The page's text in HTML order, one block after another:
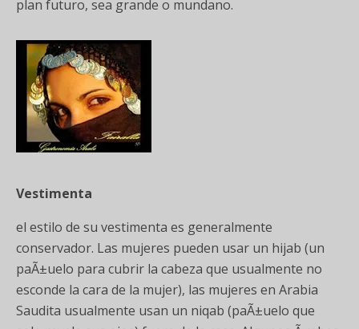
plan futuro, sea grande o mundano.
Vestimenta
el estilo de su vestimenta es generalmente
conservador. Las mujeres pueden usar un hijab (un
paÃ±uelo para cubrir la cabeza que usualmente no
esconde la cara de la mujer), las mujeres en Arabia
Saudita usualmente usan un niqab (paÃ±uelo que